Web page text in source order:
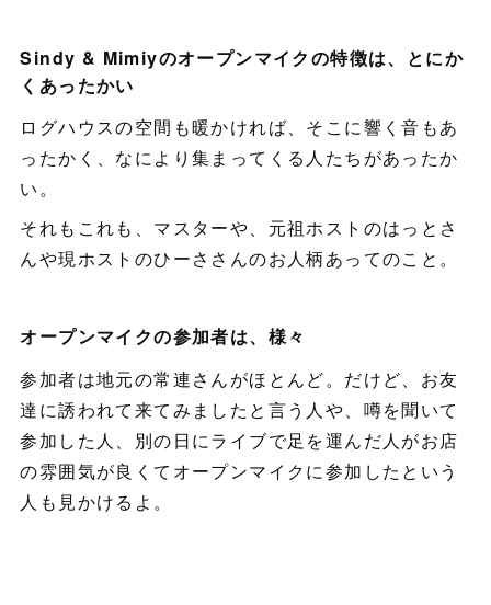
Sindy & Mimiyのオープンマイクの特徴は、とにか
くあったかい
ログハウスの空間も暖かければ、そこに響く音もあ
ったかく、なにより集まってくる人たちがあったか
い。
それもこれも、マスターや、元祖ホストのはっとさ
んや現ホストのひーささんのお人柄あってのこと。
オープンマイクの参加者は、様々
参加者は地元の常連さんがほとんど。だけど、お友
達に誘われて来てみましたと言う人や、噂を聞いて
参加した人、別の日にライブで足を運んだ人がお店
の雰囲気が良くてオープンマイクに参加したという
人も見かけるよ。